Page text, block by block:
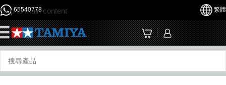
Skip to main content
65540778 繁體